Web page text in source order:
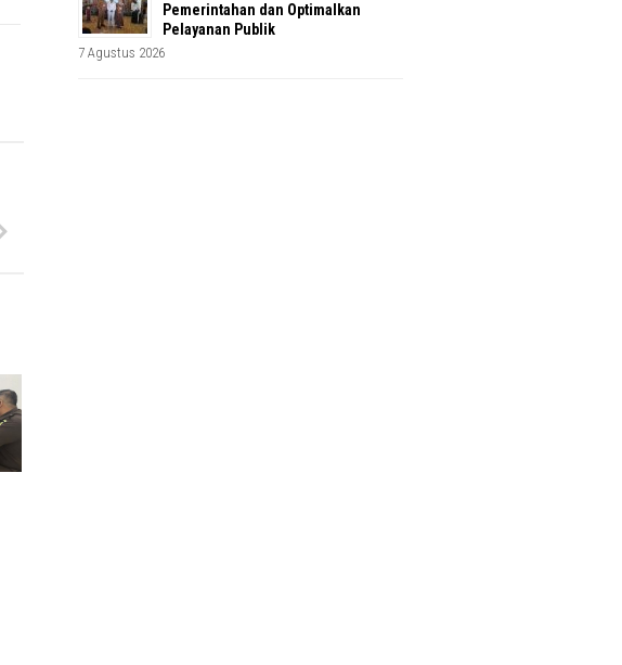
Pemerintahan dan Optimalkan
Pelayanan Publik
7 Agustus 2026